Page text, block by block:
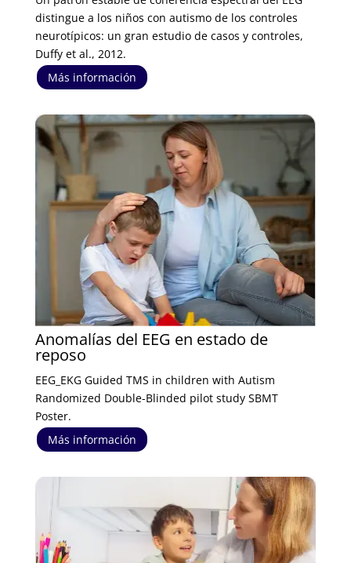
distingue a los niños con autismo de los controles
neurotípicos: un gran estudio de casos y controles,
Duffy et al., 2012.
Más información
Anomalías del EEG en estado de
reposo
EEG_EKG Guided TMS in children with Autism
Randomized Double-Blinded pilot study SBMT
Poster.
Más información